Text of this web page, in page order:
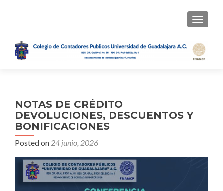
NOTAS DE CRÉDITO
DEVOLUCIONES, DESCUENTOS Y
BONIFICACIONES
Posted on 24 junio, 2026